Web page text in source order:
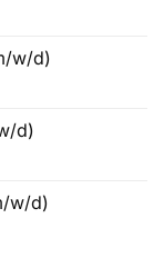
w/d)
d)
w/d)